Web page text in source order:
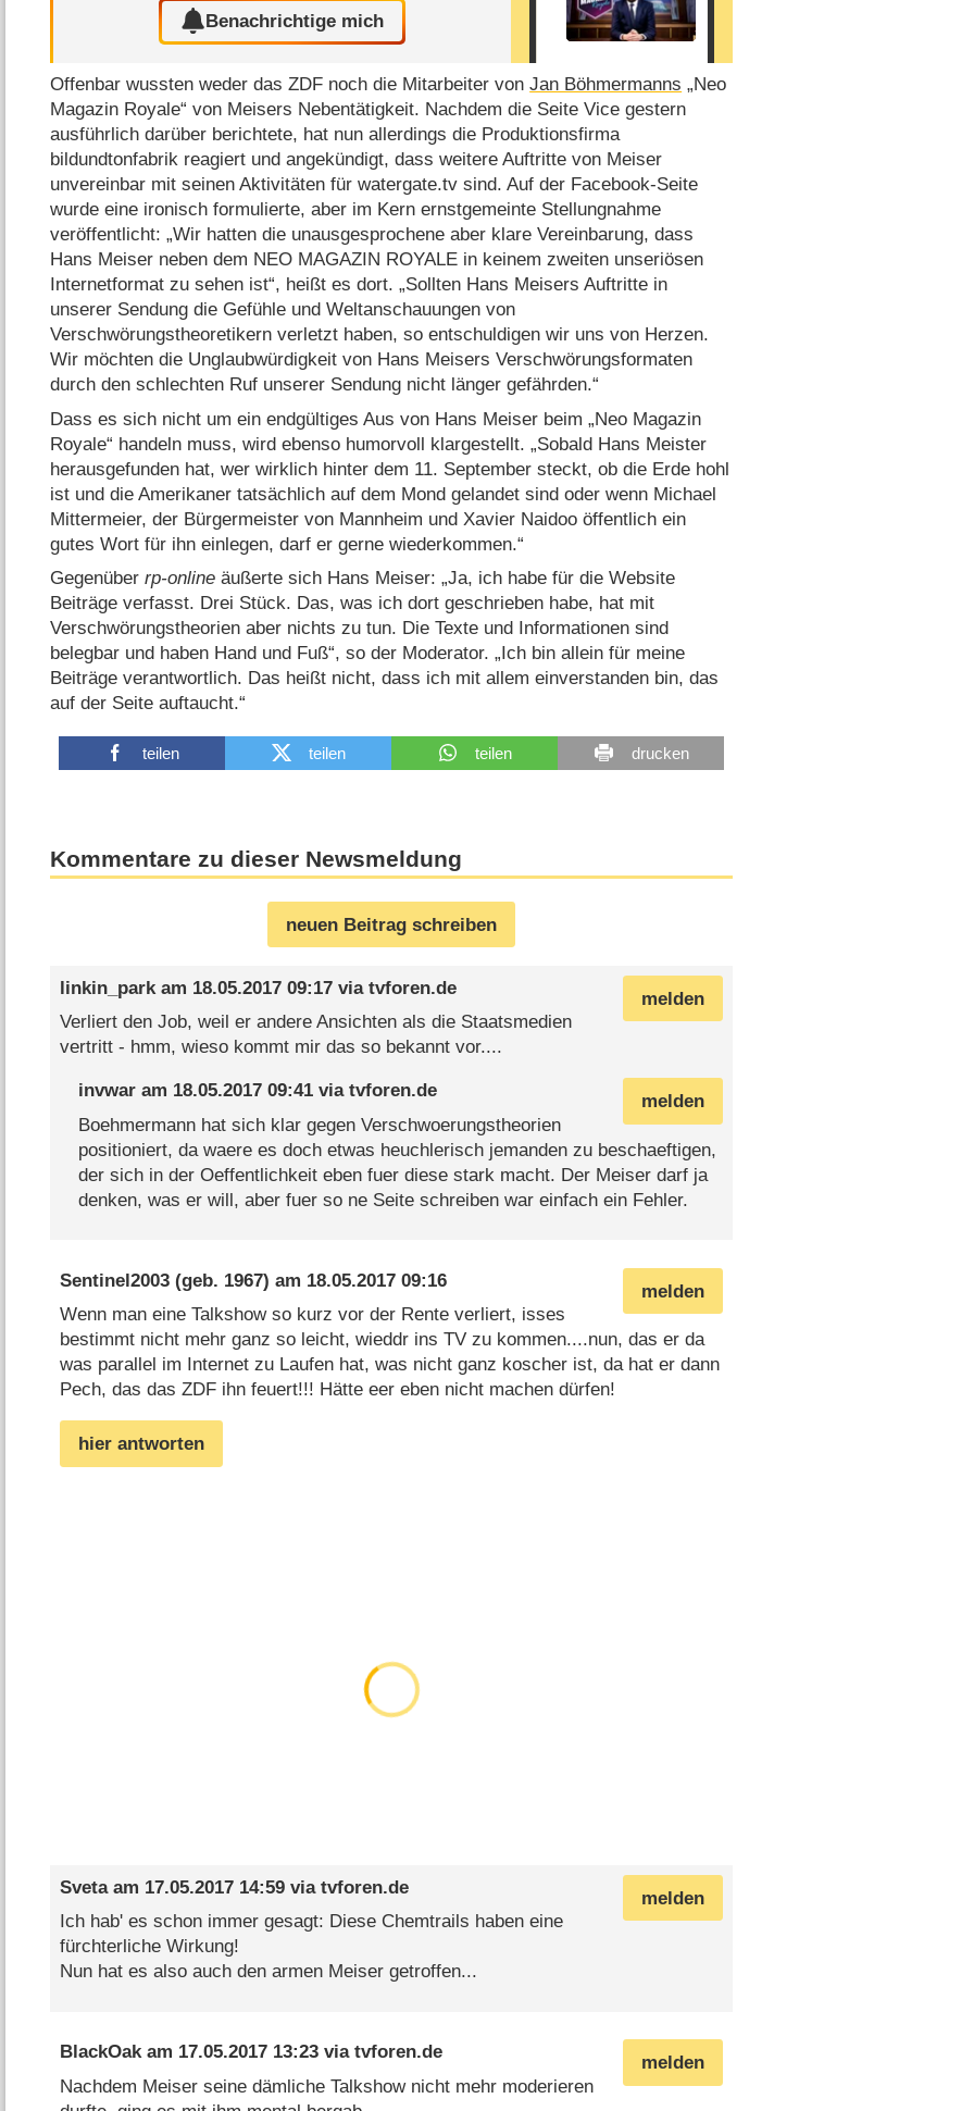
Benachrichtige mich
Offenbar wussten weder das ZDF noch die Mitarbeiter vonJan Böhmermanns „Neo
Magazin Royale“ von Meisers Nebentätigkeit. Nachdem die Seite Vice gestern
ausführlich darüber berichtete, hat nun allerdings die Produktionsfirma
bildundtonfabrik reagiert und angekündigt, dass weitere Auftritte von Meiser
unvereinbar mit seinen Aktivitäten für watergate.tv sind. Auf der Facebook-Seite
wurde eine ironisch formulierte, aber im Kern ernstgemeinte Stellungnahme
veröffentlicht: „Wir hatten die unausgesprochene aber klare Vereinbarung, dass
Hans Meiser neben dem NEO MAGAZIN ROYALE in keinem zweiten unseriösen
Internetformat zu sehen ist“, heißt es dort. „Sollten Hans Meisers Auftritte in
unserer Sendung die Gefühle und Weltanschauungen von
Verschwörungstheoretikern verletzt haben, so entschuldigen wir uns von Herzen.
Wir möchten die Unglaubwürdigkeit von Hans Meisers Verschwörungsformaten
durch den schlechten Ruf unserer Sendung nicht länger gefährden.“
Dass es sich nicht um ein endgültiges Aus von Hans Meiser beim „Neo Magazin
Royale“ handeln muss, wird ebenso humorvoll klargestellt. „Sobald Hans Meister
herausgefunden hat, wer wirklich hinter dem 11. September steckt, ob die Erde hohl
ist und die Amerikaner tatsächlich auf dem Mond gelandet sind oder wenn Michael
Mittermeier, der Bürgermeister von Mannheim und Xavier Naidoo öffentlich ein
gutes Wort für ihn einlegen, darf er gerne wiederkommen.“
Gegenüberrp-online äußerte sich Hans Meiser: „Ja, ich habe für die Website
Beiträge verfasst. Drei Stück. Das, was ich dort geschrieben habe, hat mit
Verschwörungstheorien aber nichts zu tun. Die Texte und Informationen sind
belegbar und haben Hand und Fuß“, so der Moderator. „Ich bin allein für meine
Beiträge verantwortlich. Das heißt nicht, dass ich mit allem einverstanden bin, das
auf der Seite auftaucht.“
teilen teilen teilen drucken
Kommentare zu dieser Newsmeldung
neuen Beitrag schreiben
melden
linkin_parkam 18.05.2017 09:17via tvforen.de
Verliert den Job, weil er andere Ansichten als die Staatsmedien
vertritt - hmm, wieso kommt mir das so bekannt vor....
melden
invwaram 18.05.2017 09:41via tvforen.de
Boehmermann hat sich klar gegen Verschwoerungstheorien
positioniert, da waere es doch etwas heuchlerisch jemanden zu beschaeftigen,
der sich in der Oeffentlichkeit eben fuer diese stark macht. Der Meiser darf ja
denken, was er will, aber fuer so ne Seite schreiben war einfach ein Fehler.
melden
Sentinel2003(geb. 1967) am 18.05.2017 09:16
Wenn man eine Talkshow so kurz vor der Rente verliert, isses
bestimmt nicht mehr ganz so leicht, wieddr ins TV zu kommen....nun, das er da
was parallel im Internet zu Laufen hat, was nicht ganz koscher ist, da hat er dann
Pech, das das ZDF ihn feuert!!! Hätte eer eben nicht machen dürfen!
hier antworten
melden
Svetaam 17.05.2017 14:59via tvforen.de
Ich hab' es schon immer gesagt: Diese Chemtrails haben eine
fürchterliche Wirkung!
Nun hat es also auch den armen Meiser getroffen...
melden
BlackOakam 17.05.2017 13:23via tvforen.de
Nachdem Meiser seine dämliche Talkshow nicht mehr moderieren